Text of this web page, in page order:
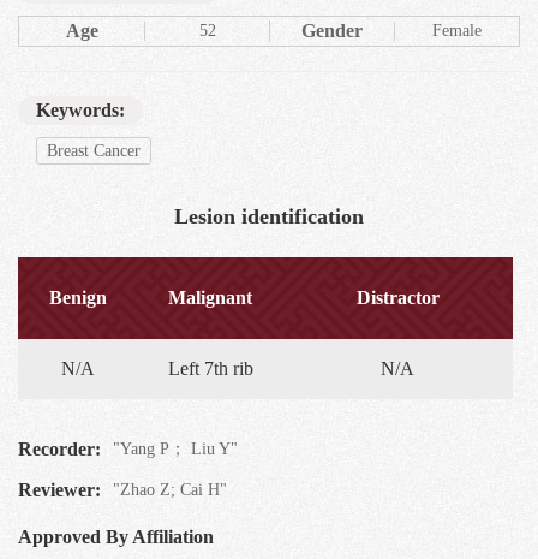
Age 52 Gender Female
Keywords:
Breast Cancer
Lesion identification
Benign Malignant Distractor
N/A Left 7th rib N/A
Recorder: "Yang P； Liu Y"
Reviewer: "Zhao Z; Cai H"
Approved By Affiliation